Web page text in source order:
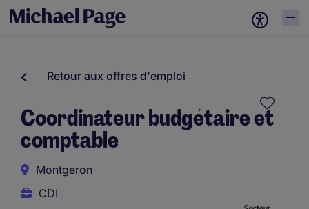
Retour aux offres d'emploi
Coordinateur budgétaire et
comptable
Montgeron
CDI